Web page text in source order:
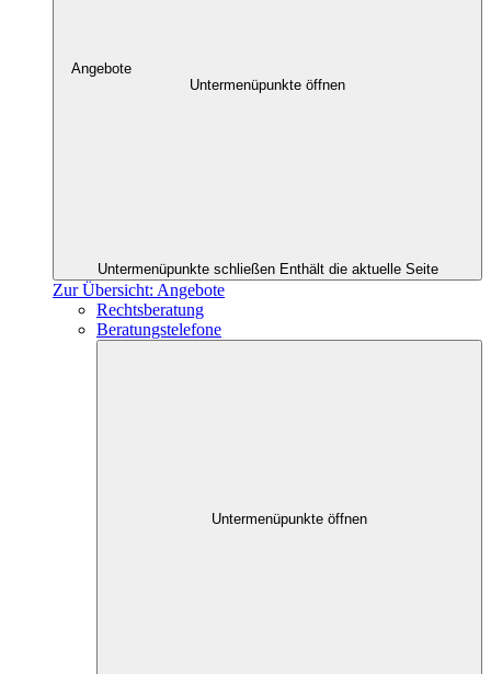
Angebote
Untermenüpunkte öffnen
Untermenüpunkte schließen Enthält die aktuelle Seite
Zur Übersicht: Angebote
Rechtsberatung
Beratungstelefone
Untermenüpunkte öffnen